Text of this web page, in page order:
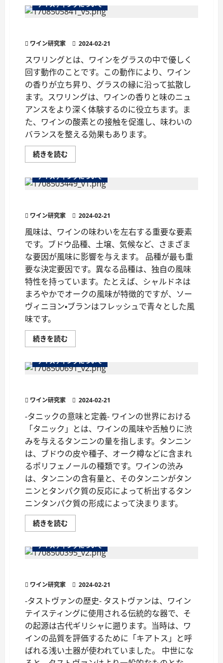
ィ
ン
ス
す
べ
て
に
つ
い
て
さ
ら
に
読
む
テイスティングについて
ワイン研究家 2024-02-21
スワリングとは、ワインをグラスの中で優しく
回す動作のことです。この動作により、ワイン
の香りが立ち昇り、グラスの縁に沿って拡散し
ます。スワリングは、ワインの香りと味のニュ
アンスをより深く体験するのに役立ちます。ま
た、ワインの酸素との接触を促進し、味わいの
バランスを整える効果もあります。
続きを読む
イ
語
「ス
グ」
つ
い
て
さ
ら
に
読
む
テイスティングについて
ワイン研究家 2024-02-21
風味は、ワインの味わいを左右する重要な要素
です。ブドウ品種、土壌、気候など、さまざま
な要因が風味に影響を与えます。 品種が最も重
要な決定要因です。異なる品種は、独自の風味
特性を持っています。たとえば、シャルドネは
まろやかでオークの風味が特徴的ですが、ソー
ヴィニヨン・ブランはフレッシュで青々とした風
味です。
続きを読む
イ
ラ
ス
ン
左
右
す
る
に
つ
い
て
さ
ら
に
読
む
テイスティングについて
ワイン研究家 2024-02-21
-タニックの意味と定義- ワインの世界における
「タニック」とは、ワインの風味や舌触りに渋
みを与えるタンニンの量を指します。タンニン
は、ブドウの皮や種子、オーク樽などに含まれ
るポリフェノールの種類です。ワインの渋み
は、タンニンの含有量と、そのタンニンがタン
ニンとタンパク質の反応によって析出するタン
ニンタンパク質の形成によって決まります。
続きを読む
イ
用
語
ク』
理
解
し
よ
う
に
つ
い
て
テイスティングについて
ワイン研究家 2024-02-21
-タストヴァンの歴史- タストヴァンは、ワイン
テイスティングに使用される伝統的な器で、そ
の起源は古代ギリシャに遡ります。当時は、ワ
インの品質を評価するために「キアトス」と呼
ばれる浅い土器が使われていました。 中世にな